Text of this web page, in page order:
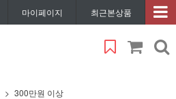
마이페이지 최근본상품
300만원 이상